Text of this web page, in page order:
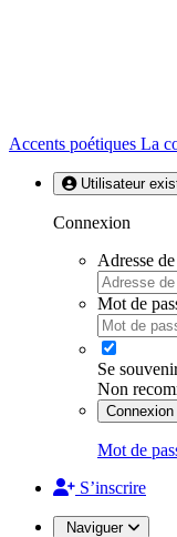
Accents poétiques La
Utilisateur
Connexion
Adresse
Mot de
Se
Non
Connexion
Mot de
S’inscrire
Naviguer